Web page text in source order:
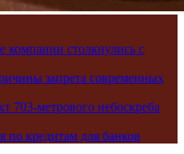
компании столкнулись с
запрета современных
703-метрового небоскреба
по кредитам для банков